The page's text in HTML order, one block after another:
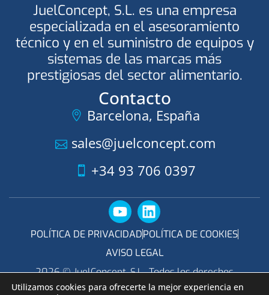
JuelConcept, S.L. es una empresa
especializada en el asesoramiento
técnico y en el suministro de equipos y
sistemas de las marcas más
prestigiosas del sector alimentario.
Contacto
Barcelona, España
sales@juelconcept.com
+34 93 706 0397
POLÍTICA DE PRIVACIDADPOLÍTICA DE COOKIES
AVISO LEGAL
2026 © JuelConcept, S.L.. Todos los derechos
reservados. Diseño y creación porGEKKOTA
Utilizamos cookies para ofrecerte la mejor experiencia en